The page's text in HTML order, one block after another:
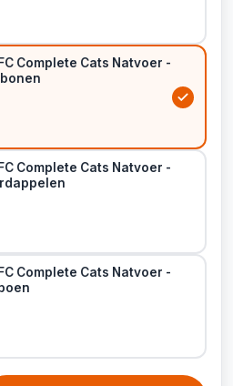
Complete Cats Natvoer -
Complete Cats Natvoer -
Complete Cats Natvoer -